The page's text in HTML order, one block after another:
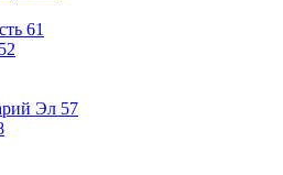
61
52
Эл 57